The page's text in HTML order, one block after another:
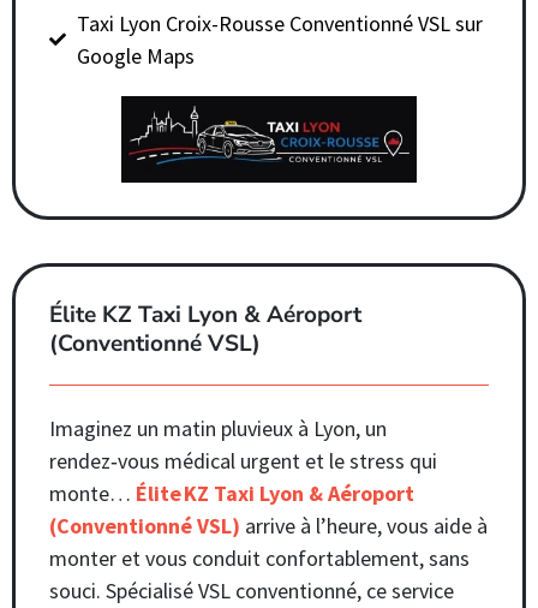
Taxi Lyon Croix-Rousse Conventionné VSL sur
Google Maps
Élite KZ Taxi Lyon & Aéroport
(Conventionné VSL)
Imaginez un matin pluvieux à Lyon, un
rendez‑vous médical urgent et le stress qui
monte… Élite KZ Taxi Lyon & Aéroport
(Conventionné VSL) arrive à l’heure, vous aide à
monter et vous conduit confortablement, sans
souci. Spécialisé VSL conventionné, ce service